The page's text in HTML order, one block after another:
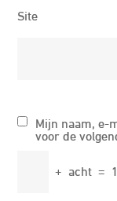
Site
Mijn naam, e-
voor de
+ acht =